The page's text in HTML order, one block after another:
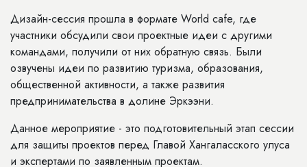
Дизайн-сессия прошла в формате World cafe, где
участники обсудили свои проектные идеи с другими
командами, получили от них обратную связь. Были
озвучены идеи по развитию туризма, образования,
общественной активности, а также развития
предпринимательства в долине Эркээни.
Данное мероприятие - это подготовительный этап сессии
для защиты проектов перед Главой Хангаласского улуса
и экспертами по заявленным проектам.